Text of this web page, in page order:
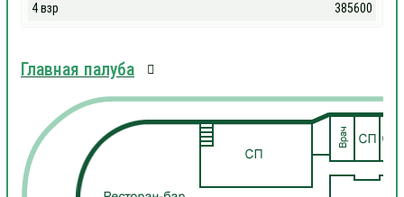
4 взр
385600
Главная палуба